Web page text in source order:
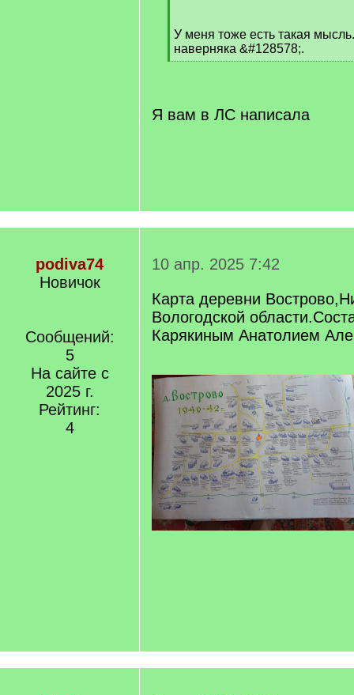
]
У меня тоже есть такая
наверняка &#128578;.
[
Я вам в ЛС написала
podiva74
Новичок
Сообщений:
5
На сайте с
2025 г.
Рейтинг:
4
10 апр. 2025 7:42
Карта деревни
Вологодской
Карякиным Анатолием